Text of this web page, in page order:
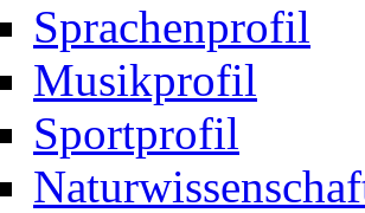
Sprachenprofil
Musikprofil
Sportprofil